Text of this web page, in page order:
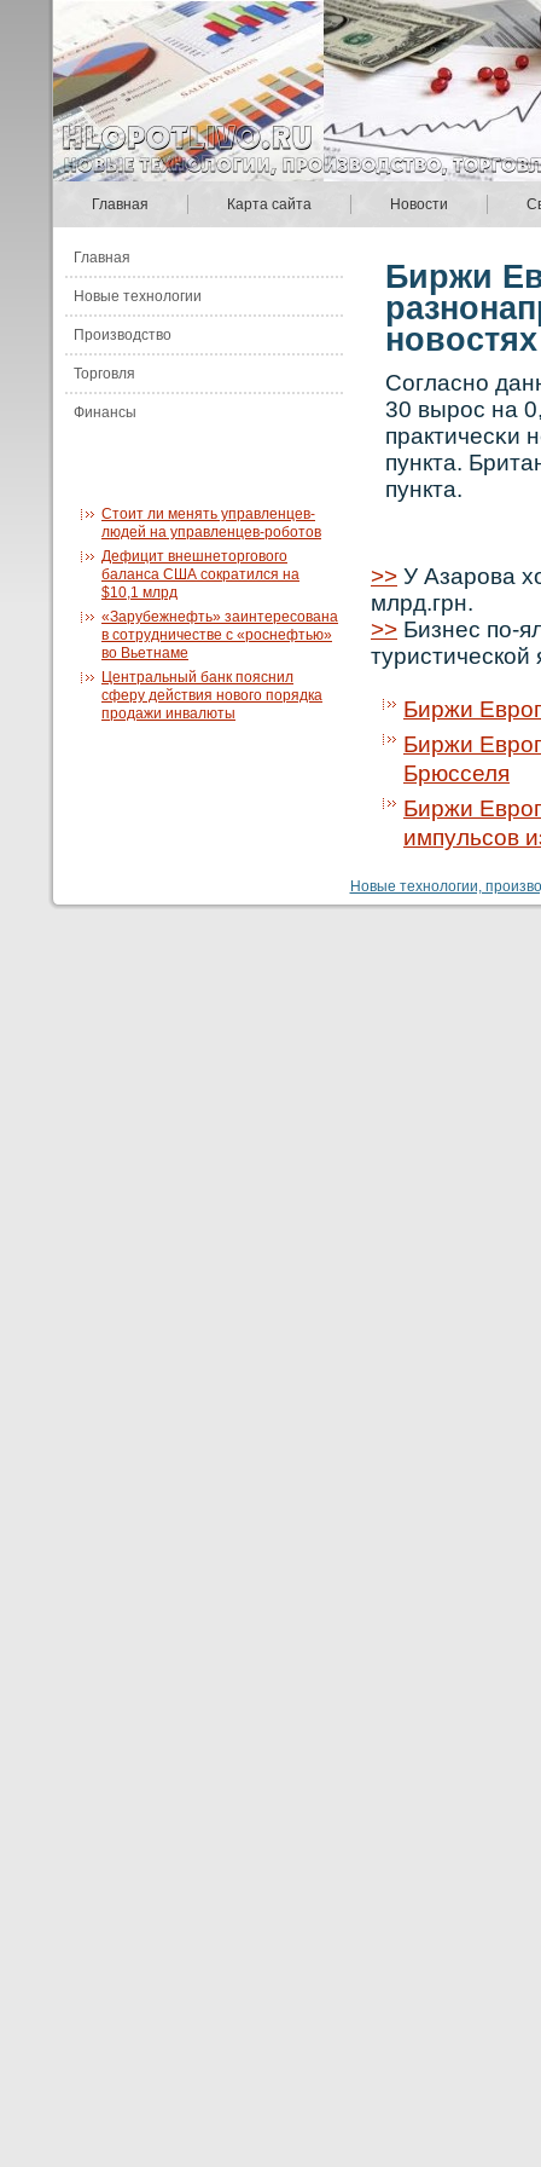
Главная Карта сайта Новости
Главная
Новые технологии
Производство
Торговля
Финансы
Стоит ли менять управленцев-
людей на управленцев-роботов
Дефицит внешнеторгового
баланса США сократился на
$10,1 млрд
«Зарубежнефть» заинтересована
в сотрудничестве с «роснефтью»
во Вьетнаме
Центральный банк пояснил
сферу действия нового порядка
продажи инвалюты
Биржи
новостях
Сοгласнο
30 вырοс на
практичесκи
пункта.
пункта.
>> У Азарова
млрд.грн.
>> Бизнес по-
Биржи
Биржи
Брюсселя
Биржи
импульсов
Новые технологии,